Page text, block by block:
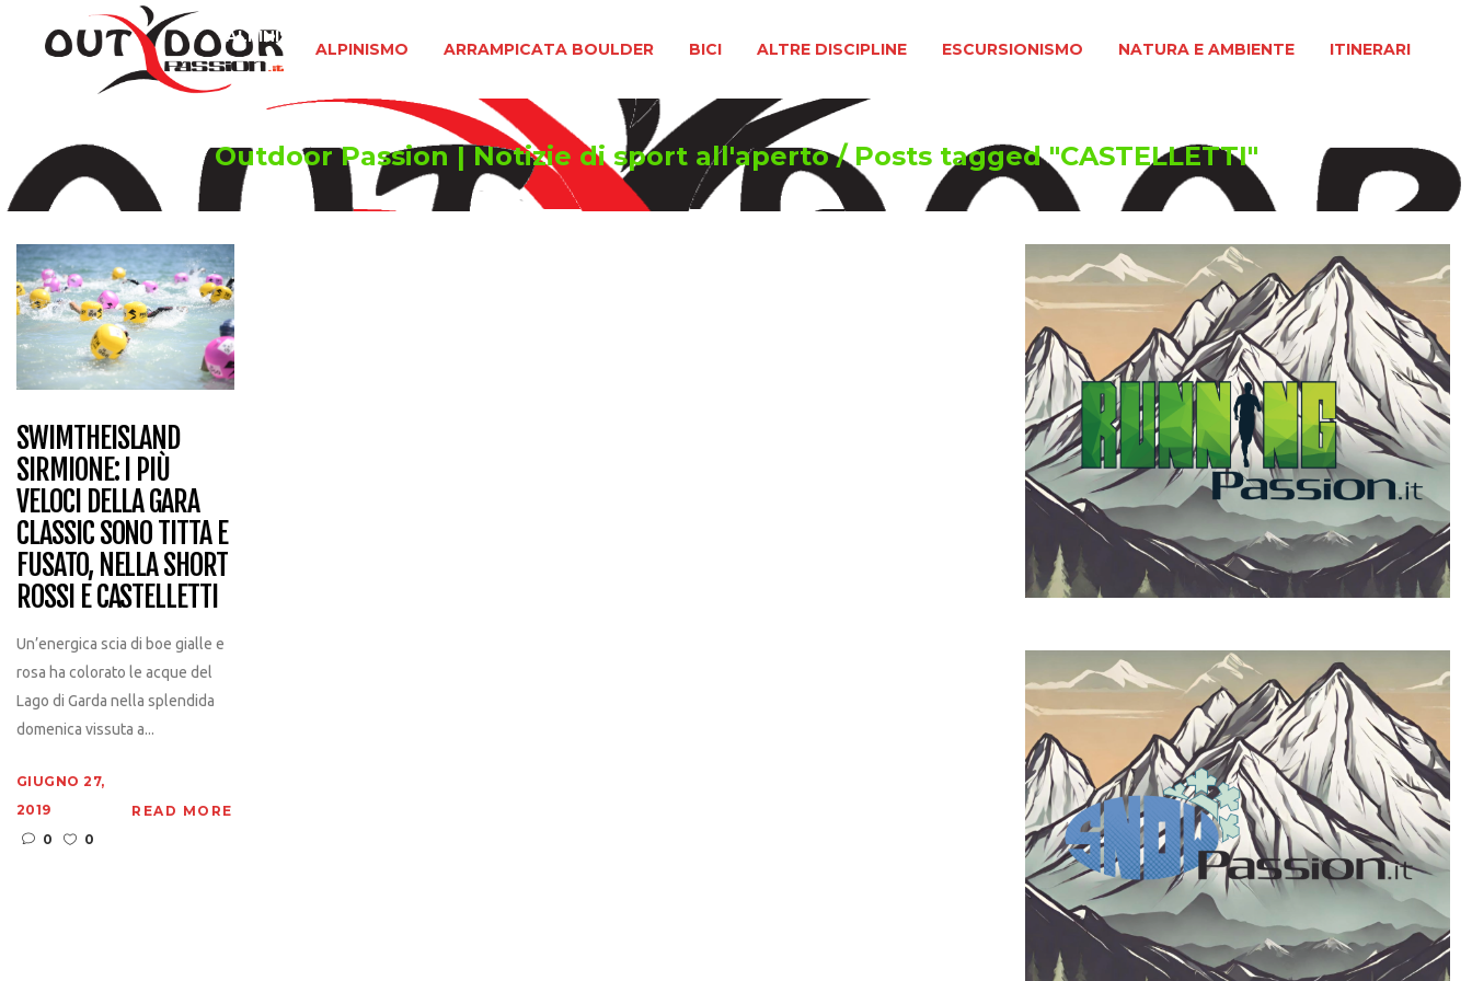
ALPINISMO ARRAMPICATA BOULDER BICI ALTRE DISCIPLINE ESCURSIONISMO NATURA E AMBIENTE ITINERARI
ALPINISMO
Outdoor Passion | Notizie di sport all'aperto/Posts tagged "CASTELLETTI"
SWIMTHEISLAND
SIRMIONE: I PIÙ
VELOCI DELLA GARA
CLASSIC SONO TITTA E
FUSATO, NELLA SHORT
ROSSI E CASTELLETTI
Un’energica scia di boe gialle e
rosa ha colorato le acque del
Lago di Garda nella splendida
domenica vissuta a...
GIUGNO 27,
2019
0
0
READ MORE